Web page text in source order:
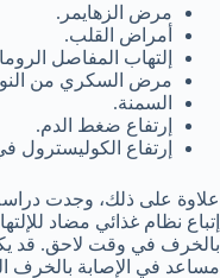
مرض الزهايمر.
أمراض القلب.
إلتهاب المفاصل
مرض السكري من
السمنة.
إرتفاع ضغط الدم.
إرتفاع الكوليسترول
إتباع نظام غذائي مضاد
بالخرف في وقت لاحق. قد
مساعد في الإصابة بالخرف